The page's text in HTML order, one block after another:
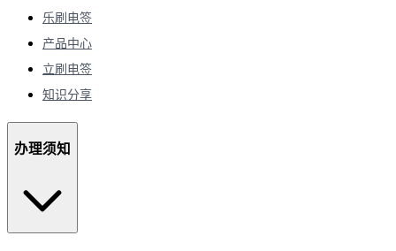
乐刷电签
产品中心
立刷电签
知识分享
办理须知